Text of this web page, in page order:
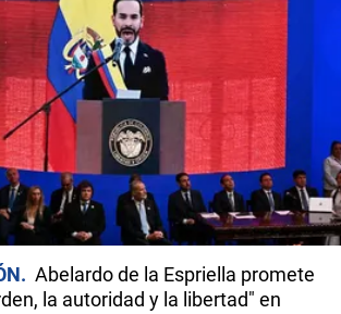
Abelardo de la Espriella promete
la autoridad y la libertad" en